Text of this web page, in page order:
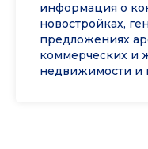
информация о
новостройках,
предложениях
коммерческих и
недвижимости и